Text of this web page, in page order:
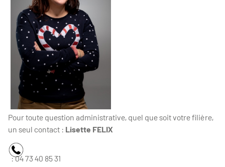
Pour toute question administrative, quel que soit votre filière,
un seul contact : Lisette FELIX
: 04 73 40 85 31